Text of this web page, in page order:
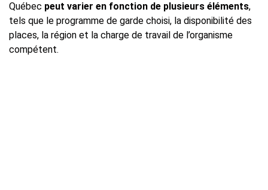
Québec peut varier en fonction de plusieurs éléments,
tels que le programme de garde choisi, la disponibilité des
places, la région et la charge de travail de l’organisme
compétent.